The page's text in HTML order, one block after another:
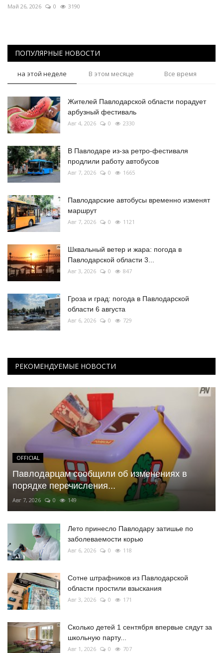
Май 26, 2026 0 3190
ПОПУЛЯРНЫЕ НОВОСТИ
на этой неделе В этом месяце Все время
Жителей Павлодарской области порадует
арбузный фестиваль
Авг 4, 2026 0 2330
В Павлодаре из-за ретро-фестиваля
продлили работу автобусов
Авг 7, 2026 0 1665
Павлодарские автобусы временно изменят
маршрут
Авг 7, 2026 0 1121
Шквальный ветер и жара: погода в
Павлодарской области 3...
Авг 3, 2026 0 847
Гроза и град: погода в Павлодарской
области 6 августа
Авг 6, 2026 0 729
РЕКОМЕНДУЕМЫЕ НОВОСТИ
OFFICIAL
Павлодарцам сообщили об изменениях в
порядке перечисления...
Авг 7, 2026 0 149
Лето принесло Павлодару затишье по
заболеваемости корью
Авг 6, 2026 0 118
Сотне штрафников из Павлодарской
области простили взыскания
Авг 3, 2026 0 171
Сколько детей 1 сентября впервые сядут за
школьную парту...
Авг 1, 2026 0 707